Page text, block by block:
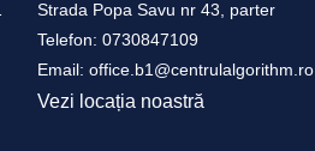
Strada Popa Savu nr 43, parter
Telefon: 0730847109
Email: office.b1@centrulalgorithm.ro
Vezi locația noastră